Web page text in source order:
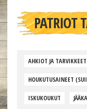
PATRIOT
AHKIOT JA TARVIKKEET
HOUKUTUSAINEET
ISKUKOUKUT